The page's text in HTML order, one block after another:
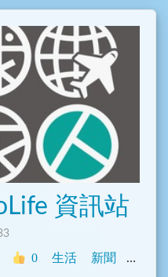
資訊站
0 生活 新聞 中文圈